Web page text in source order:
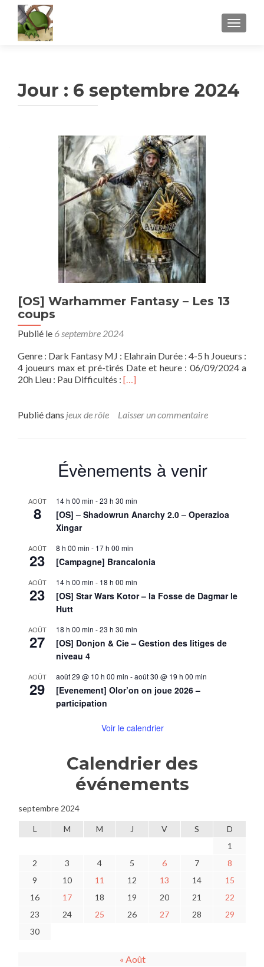
Jour : 6 septembre 2024
[OS] Warhammer Fantasy – Les 13
coups
Publié le 6 septembre 2024
Genre : Dark Fantasy MJ : Elahrain Durée : 4-5 h Joueurs :
4 joueurs max et pré-tirés Date et heure : 06/09/2024 a
20h Lieu : Pau Difficultés : En
sur[OS]
13
[…]
Publié dans jeux de rôle Laisser un commentaire
Évènements à venir
AOÛT
8
14 h 00 min -23 h 30 min
[OS] – Shadowrun Anarchy 2.0 – Operazioa
Xingar
AOÛT
23
8 h 00 min - 17 h 00 min
[Campagne] Brancalonia
AOÛT
23
14 h 00 min - 18 h 00 min
[OS] Star Wars Kotor – la Fosse de Dagmar le
Hutt
AOÛT
27
18 h 00 min -23 h 30 min
[OS] Donjon & Cie – Gestion des litiges de
niveau 4
AOÛT
29
août 29 @ 10 h 00 min -août 30 @ 19 h 00 min
[Evenement] Olor’on on joue 2026 –
participation
Voir le calendrier
Calendrier des
événements
septembre 2024
L M M J V S
D
1
2
3 4 5 6 7
8
9
10 11 12 13 14
15
16
17 18 19 20 21
22
23
24 25 26 27 28
29
30
« Août